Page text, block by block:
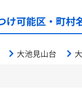
け可能区・町村
大池見山台